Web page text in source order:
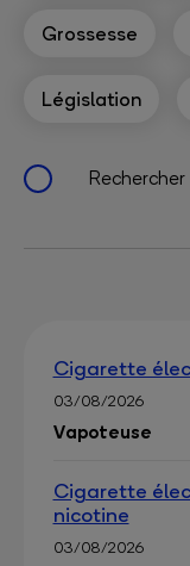
Grossesse
Législation
Cigarette
03/08/2026
Vapoteuse
Cigarette
nicotine
03/08/2026